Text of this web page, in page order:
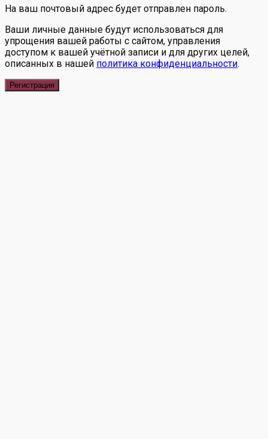
На ваш почтовый адрес будет отправлен пароль.
Ваши личные данные будут использоваться для
упрощения вашей работы с сайтом, управления
доступом к вашей учётной записи и для других целей,
описанных в нашей политика конфиденциальности.
Регистрация